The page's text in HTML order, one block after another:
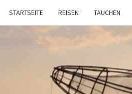
STARTSEITE REISEN TAUCHEN